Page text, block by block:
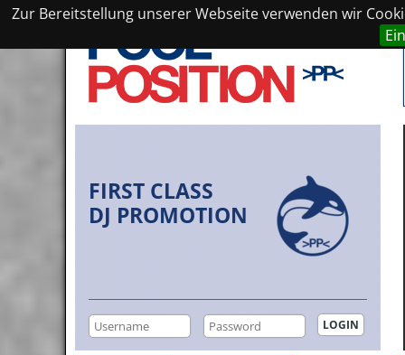
Zur Bereitstellung unserer Webseite verwenden wir
FIRST CLASS
DJ PROMOTION